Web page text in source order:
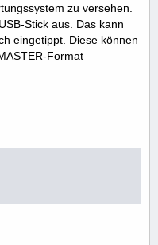
zu versehen.
Stick aus. Das kann
eingetippt. Diese können
Format